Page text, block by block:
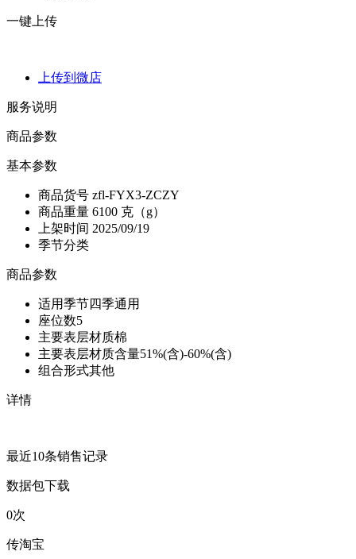
一键上传
上传到微店
服务说明
商品参数
基本参数
商品货号 zfl-FYX3-ZCZY
商品重量 6100 克（g）
上架时间 2025/09/19
季节分类
商品参数
适用季节四季通用
座位数5
主要表层材质棉
主要表层材质含量51%(含)-60%(含)
组合形式其他
详情
最近10条销售记录
数据包下载
0次
传淘宝